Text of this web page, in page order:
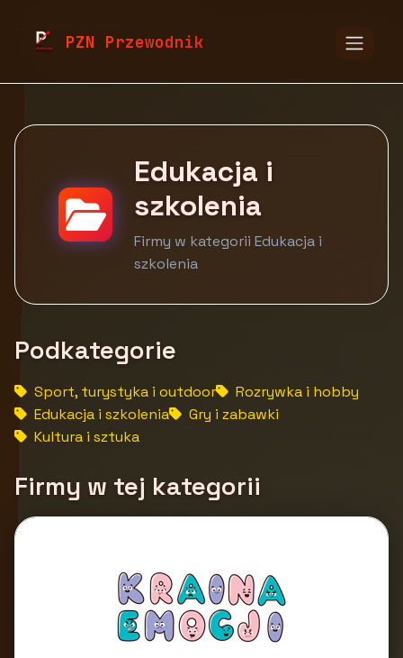
PZN Przewodnik
Edukacja, kultura i rozrywka
Edukacja i szkolenia
Edukacja i
szkolenia
Firmy w kategorii Edukacja i
szkolenia
Podkategorie
Sport, turystyka i outdoor
Rozrywka i hobby
Edukacja i szkolenia
Gry i zabawki
Kultura i sztuka
Firmy w tej kategorii